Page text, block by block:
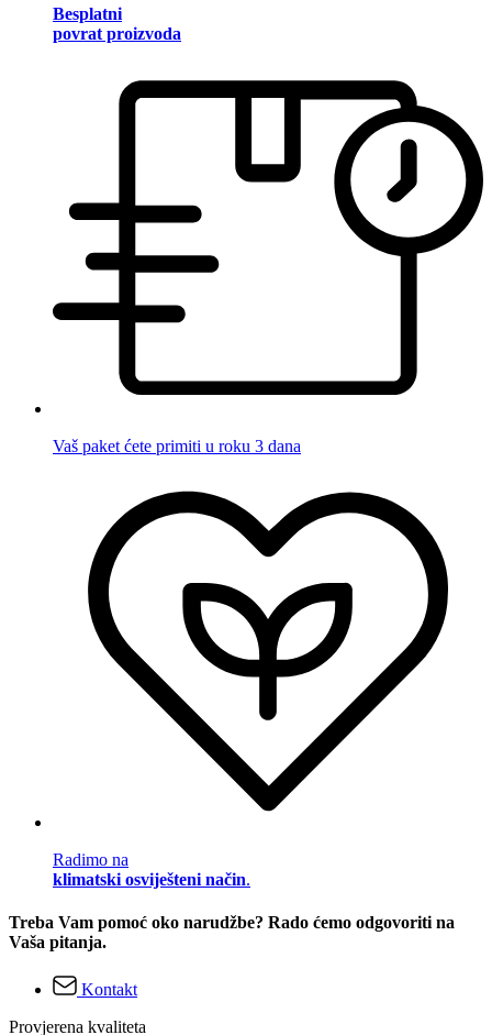
Besplatni
povrat proizvoda
Vaš paket ćete primiti u roku 3 dana
Radimo na
klimatski osviješteni način.
Treba Vam pomoć oko narudžbe? Rado ćemo odgovoriti na
Vaša pitanja.
Kontakt
Provjerena kvaliteta